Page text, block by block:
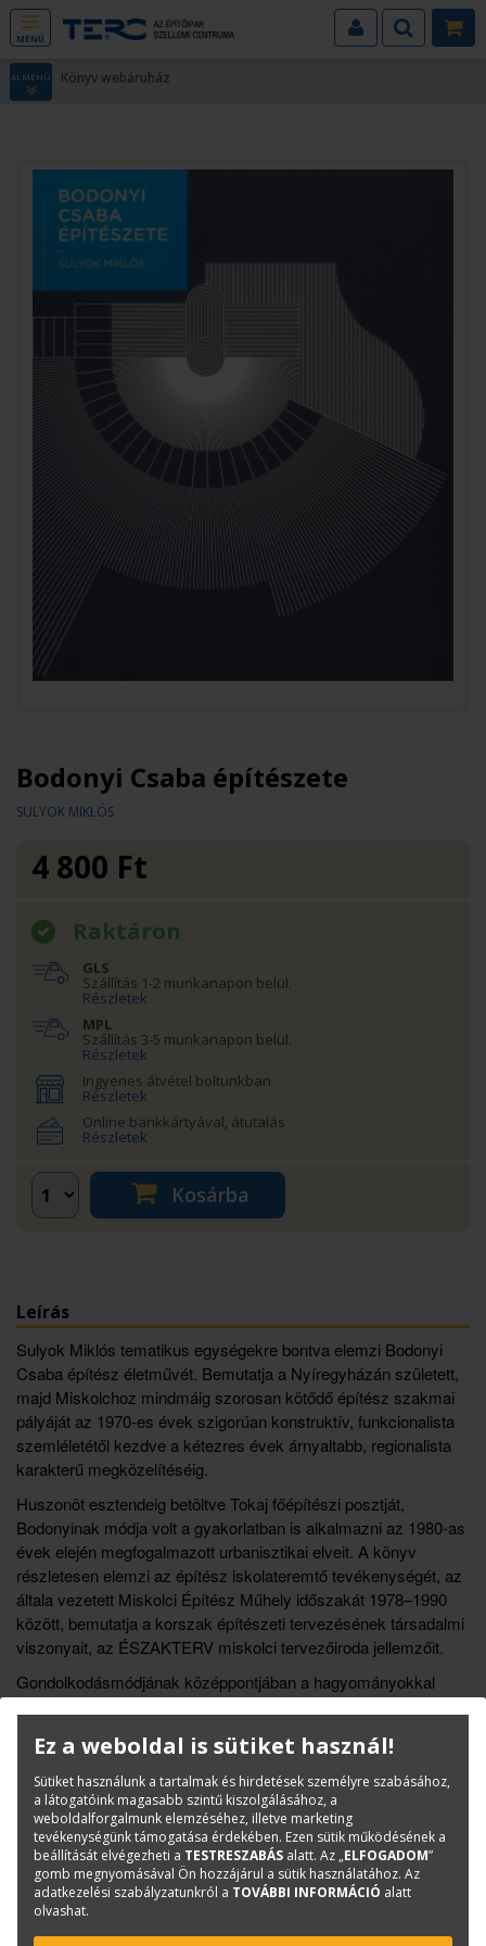
MENÜ
ALMENÜ Könyv webáruház
Bodonyi Csaba építészete
SULYOK MIKLÓS
4 800 Ft
Raktáron
GLS
Szállítás 1-2 munkanapon belül.
Részletek
MPL
Szállítás 3-5 munkanapon belül.
Részletek
Ingyenes átvétel boltunkban
Részletek
Online bankkártyával, átutalás
Részletek
Kosárba
Leírás
Sulyok Miklós tematikus egységekre bontva elemzi Bodonyi
Csaba építész életművét. Bemutatja a Nyíregyházán született,
majd Miskolchoz mindmáig szorosan kötődő építész szakmai
pályáját az 1970-es évek szigorúan konstruktív, funkcionalista
szemléletétől kezdve a kétezres évek árnyaltabb, regionalista
karakterű megközelítéséig.
Huszonöt esztendeig betöltve Tokaj főépítészi posztját,
Bodonyinak módja volt a gyakorlatban is alkalmazni az 1980-as
évek elején megfogalmazott urbanisztikai elveit. A könyv
részletesen elemzi az építész iskolateremtő tevékenységét, az
általa vezetett Miskolci Építész Műhely időszakát 1978–1990
között, bemutatja a korszak építészeti tervezésének társadalmi
viszonyait, az ÉSZAKTERV miskolci tervezőiroda jellemzőit.
Gondolkodásmódjának középpontjában a hagyományokkal
és a településrendezési elképzelésekig gazdag képi és rajzi
anyag, valamint a tervező tömör leírásai és a szerző elemzései
világítják meg Bodonyi Csaba építészetét és filozófiáját.
Könyvinfó
Kategóriák
Kortárs építészet
ISBN:
Ez a weboldal is sütiket használ!
Sütiket használunk a tartalmak és hirdetések személyre szabásához,
a látogatóink magasabb szintű kiszolgálásához, a
weboldalforgalmunk elemzéséhez, illetve marketing
tevékenységünk támogatása érdekében. Ezen sütik működésének a
beállítását elvégezheti a TESTRESZABÁS alatt. Az „ELFOGADOM”
gomb megnyomásával Ön hozzájárul a sütik használatához. Az
adatkezelési szabályzatunkról a TOVÁBBI INFORMÁCIÓ alatt
olvashat.